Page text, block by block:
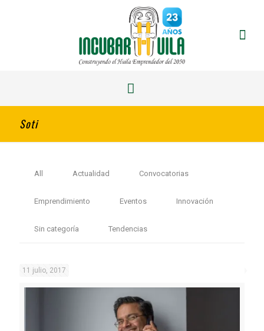
Soti
All Actualidad Convocatorias
Emprendimiento Eventos Innovación
Sin categoría Tendencias
11 julio, 2017